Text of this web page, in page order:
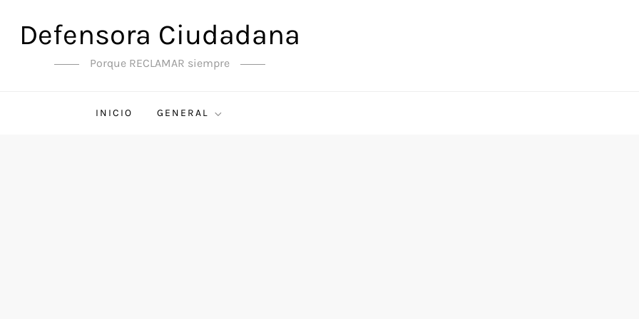
Defensora Ciudadana
Porque RECLAMAR siempre
INICIO GENERAL